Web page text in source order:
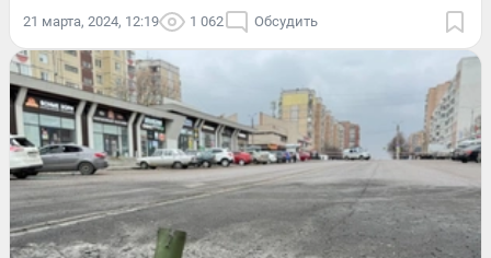
21 марта, 2024, 12:19 1 062 Обсудить